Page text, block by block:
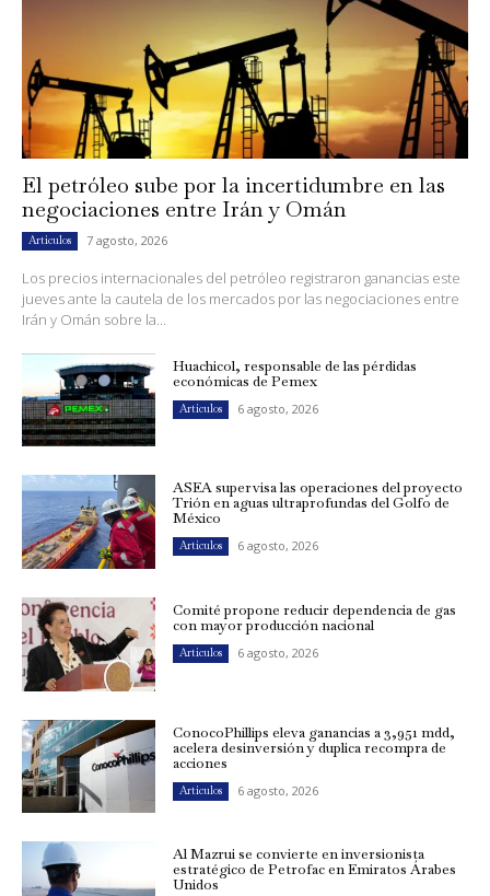
El petróleo sube por la incertidumbre en las
negociaciones entre Irán y Omán
Artículos 7 agosto, 2026
Los precios internacionales del petróleo registraron ganancias este
jueves ante la cautela de los mercados por las negociaciones entre
Irán y Omán sobre la...
Huachicol, responsable de las pérdidas
económicas de Pemex
Artículos 6 agosto, 2026
ASEA supervisa las operaciones del proyecto
Trión en aguas ultraprofundas del Golfo de
México
Artículos 6 agosto, 2026
Comité propone reducir dependencia de gas
con mayor producción nacional
Artículos 6 agosto, 2026
ConocoPhillips eleva ganancias a 3,951 mdd,
acelera desinversión y duplica recompra de
acciones
Artículos 6 agosto, 2026
Al Mazrui se convierte en inversionista
estratégico de Petrofac en Emiratos Árabes
Unidos